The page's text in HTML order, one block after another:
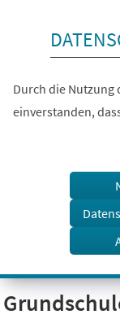
Visuelle
Assistenzsoftware
öffnen.
Durch die Nutzung
einverstanden,